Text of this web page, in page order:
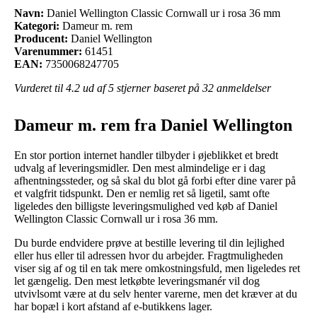
Navn: Daniel Wellington Classic Cornwall ur i rosa 36 mm
Kategori: Dameur m. rem
Producent: Daniel Wellington
Varenummer: 61451
EAN: 7350068247705
Vurderet til 4.2 ud af 5 stjerner baseret på 32 anmeldelser
Dameur m. rem fra Daniel Wellington
En stor portion internet handler tilbyder i øjeblikket et bredt
udvalg af leveringsmidler. Den mest almindelige er i dag
afhentningssteder, og så skal du blot gå forbi efter dine varer på
et valgfrit tidspunkt. Den er nemlig ret så ligetil, samt ofte
ligeledes den billigste leveringsmulighed ved køb af Daniel
Wellington Classic Cornwall ur i rosa 36 mm.
Du burde endvidere prøve at bestille levering til din lejlighed
eller hus eller til adressen hvor du arbejder. Fragtmuligheden
viser sig af og til en tak mere omkostningsfuld, men ligeledes ret
let gængelig. Den mest letkøbte leveringsmanér vil dog
utvivlsomt være at du selv henter varerne, men det kræver at du
har bopæl i kort afstand af e-butikkens lager.